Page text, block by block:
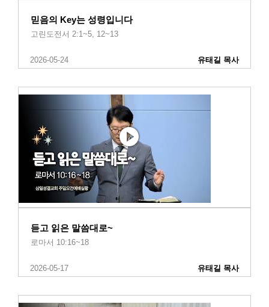
믿음의 Key는 성령입니다
고린도전서 2:1~5, 12~13
2026-05-24 유태길 목사
듣고 읽은 말씀대로~
로마서 10:16~18
2026-05-17 유태길 목사